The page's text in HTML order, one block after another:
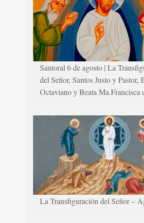
Santoral 6 de agosto | La
del Señor, Santos Justo y Pastor,
Octaviano y Beata Ma.Francisca
La Transfiguración del Señor –